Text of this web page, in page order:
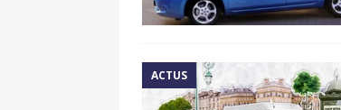
ACTUS